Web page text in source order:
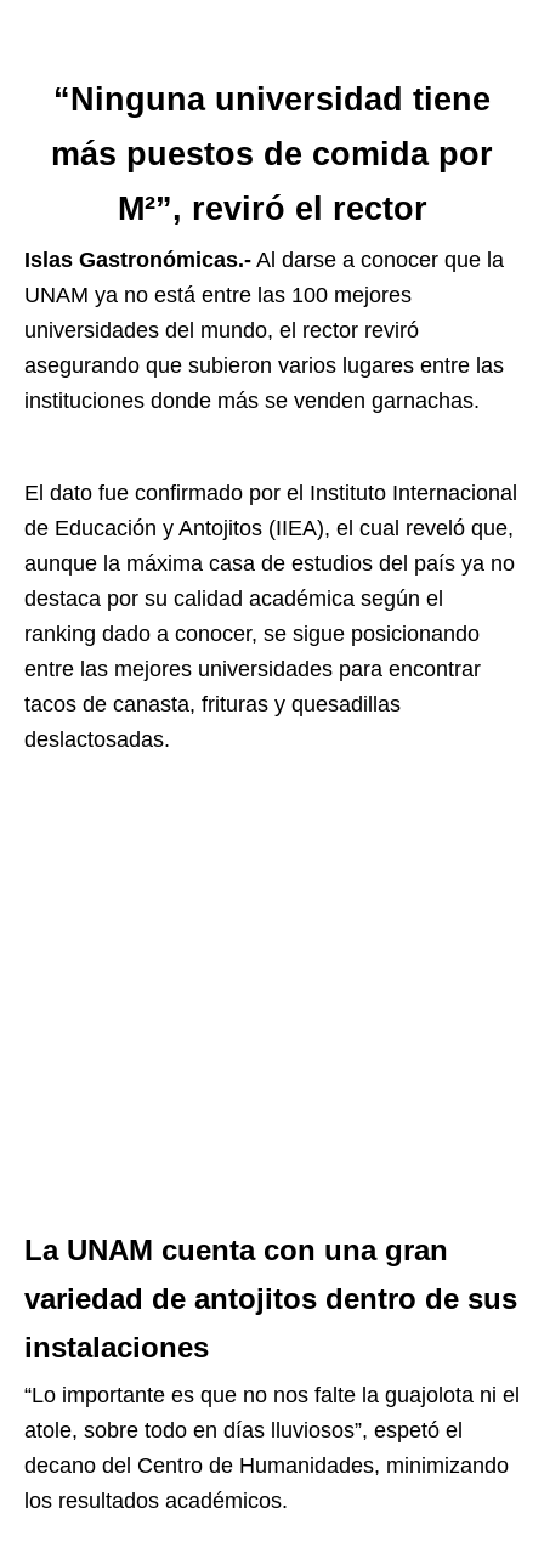
“Ninguna universidad tiene
más puestos de comida por
M²”, reviró el rector
Islas Gastronómicas.- Al darse a conocer que la
UNAM ya no está entre las 100 mejores
universidades del mundo, el rector reviró
asegurando que subieron varios lugares entre las
instituciones donde más se venden garnachas.
El dato fue confirmado por el Instituto Internacional
de Educación y Antojitos (IIEA), el cual reveló que,
aunque la máxima casa de estudios del país ya no
destaca por su calidad académica según el
ranking dado a conocer, se sigue posicionando
entre las mejores universidades para encontrar
tacos de canasta, frituras y quesadillas
deslactosadas.
La UNAM cuenta con una gran
variedad de antojitos dentro de sus
instalaciones
“Lo importante es que no nos falte la guajolota ni el
atole, sobre todo en días lluviosos”, espetó el
decano del Centro de Humanidades, minimizando
los resultados académicos.